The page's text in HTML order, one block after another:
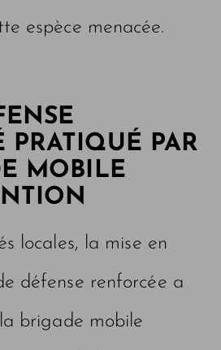
espèce menacée.
PRATIQUÉ PAR
MOBILE
locales, la mise en
défense renforcée a
brigade mobile